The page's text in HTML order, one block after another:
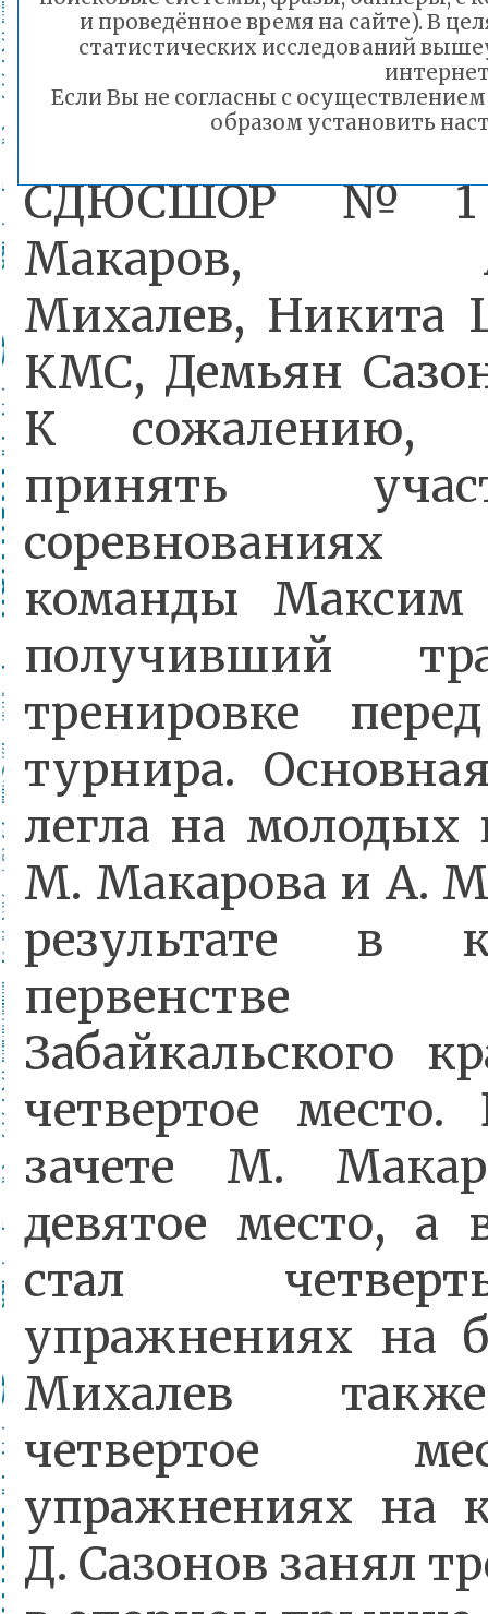
рождения и
команду в
выступали
СДЮСШОР №1
Макаров,
Михалев, Никита
КМС, Демьян
К сожалению,
принять
команды Максим
получивший
тренировке
турнира.
легла на молодых
М. Макарова и А.
результате в
первенстве
Забайкальского
четвертое
зачете М.
девятое место, а
стал
упражнениях на
Михалев
четвертое
упражнениях на
Д. Сазонов занял
и проведённое время на сайте). В
статистических исследований
Если Вы не согласны с
образом установить